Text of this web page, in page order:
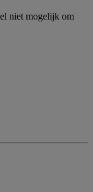
niet mogelijk om